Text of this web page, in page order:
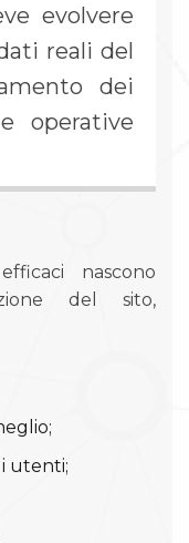
evolvere
reali del
dei
operative
nascono
del sito,
utenti;